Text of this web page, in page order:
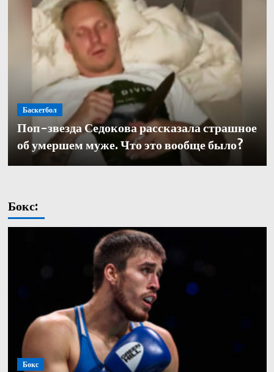
Баскетбол
Поп-звезда Седокова рассказала страшное
об умершем муже. Что это вообще было?
Баскетбол
Александр Церковный покинул должность
генерального директора баскетбольного «Зенита»
Баскетбол
Кулагин — о переходе в «Зенит»: «Довелось
работать с одними из лучших тренеров в нашей части
света. Иванович не исключение»
Бокс:
Бокс